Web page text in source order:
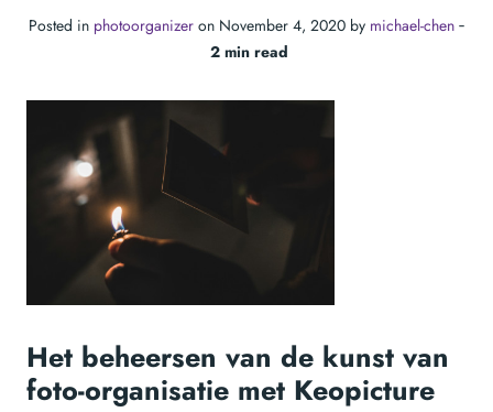
Posted in photoorganizer on November 4, 2020 by michael-chen ‐
2 min read
Het beheersen van de kunst van
foto-organisatie met Keopicture